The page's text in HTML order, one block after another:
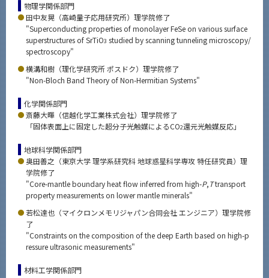
物理学関係部門
田中友晃（高崎量子応用研究所）理学院修了
"Superconducting properties of monolayer FeSe on various surface
superstructures of SrTiO3 studied by scanning tunneling microscopy/
spectroscopy"
横溝和樹（理化学研究所 ポスドク）理学院修了
"Non-Bloch Band Theory of Non-Hermitian Systems"
化学関係部門
斎藤大暉（信越化学工業株式会社）理学院修了
「固体表面上に固定した超分子光触媒によるCO2還元光触媒反応」
地球科学関係部門
奥田善之（東京大学 理学系研究科 地球惑星科学専攻 特任研究員）理
学院修了
"Core-mantle boundary heat flow inferred from high-P,Ttransport
property measurements on lower mantle minerals"
若松達也（マイクロンメモリジャパン合同会社 エンジニア）理学院修
了
"Constraints on the composition of the deep Earth based on high-p
ressure ultrasonic measurements"
材料工学関係部門